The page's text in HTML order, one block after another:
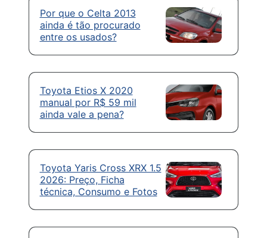
Por que o Celta 2013
ainda é tão procurado
entre os usados?
Toyota Etios X 2020
manual por R$ 59 mil
ainda vale a pena?
Toyota Yaris Cross XRX 1.5
2026: Preço, Ficha
técnica, Consumo e Fotos